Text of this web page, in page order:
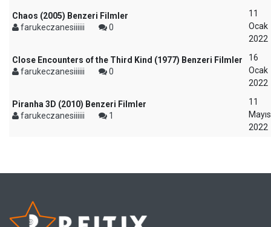
Chaos (2005) Benzeri Filmler
farukeczanesiiiiii
0
11
Ocak
2022
Close Encounters of the Third Kind (1977) Benzeri Filmler
farukeczanesiiiiii
0
16
Ocak
2022
Piranha 3D (2010) Benzeri Filmler
farukeczanesiiiiii
1
11
Mayıs
2022